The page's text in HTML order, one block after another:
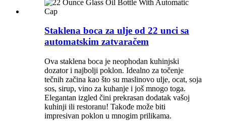
Staklena boca za ulje od 22 unci sa
automatskim zatvaračem
Ova staklena boca je neophodan kuhinjski
dozator i najbolji poklon. Idealno za točenje
tečnih začina kao što su maslinovo ulje, ocat, soja
sos, sirup, vino za kuhanje i još mnogo toga.
Elegantan izgled čini prekrasan dodatak vašoj
kuhinji ili restoranu! Takođe može biti
impresivan poklon u mnogim prilikama.